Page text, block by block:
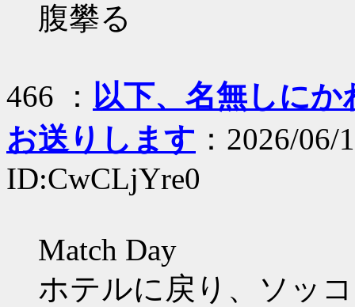
腹攀る
466 ： 以下、名無しに
お送りします ：2026/
ID:CwCLjYre0
Match Day
ホテルに戻り、ソッ